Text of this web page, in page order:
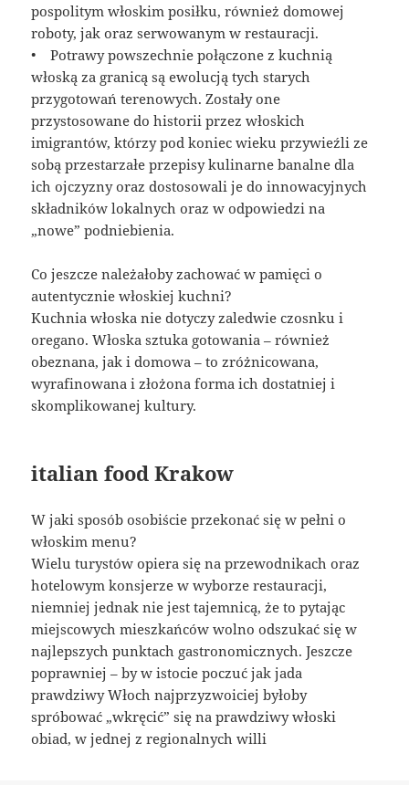
pospolitym włoskim posiłku, również domowej
roboty, jak oraz serwowanym w restauracji.
• Potrawy powszechnie połączone z kuchnią
włoską za granicą są ewolucją tych starych
przygotowań terenowych. Zostały one
przystosowane do historii przez włoskich
imigrantów, którzy pod koniec wieku przywieźli ze
sobą przestarzałe przepisy kulinarne banalne dla
ich ojczyzny oraz dostosowali je do innowacyjnych
składników lokalnych oraz w odpowiedzi na
„nowe” podniebienia.
Co jeszcze należałoby zachować w pamięci o
autentycznie włoskiej kuchni?
Kuchnia włoska nie dotyczy zaledwie czosnku i
oregano. Włoska sztuka gotowania – również
obeznana, jak i domowa – to zróżnicowana,
wyrafinowana i złożona forma ich dostatniej i
skomplikowanej kultury.
italian food Krakow
W jaki sposób osobiście przekonać się w pełni o
włoskim menu?
Wielu turystów opiera się na przewodnikach oraz
hotelowym konsjerze w wyborze restauracji,
niemniej jednak nie jest tajemnicą, że to pytając
miejscowych mieszkańców wolno odszukać się w
najlepszych punktach gastronomicznych. Jeszcze
poprawniej – by w istocie poczuć jak jada
prawdziwy Włoch najprzyzwoiciej byłoby
spróbować „wkręcić” się na prawdziwy włoski
obiad, w jednej z regionalnych willi